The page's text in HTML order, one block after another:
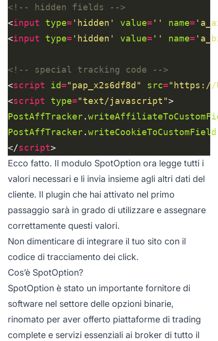
<!-- hidden fields -->
<input type= 'hidden' value= '' name=
<input type= 'hidden' value= '' name=
<!-- special tracking code -->
<script id="pap_x2s6df8d" src="https://
<script type="text/javascript"
PostAffTracker.
PostAffTracker.writeCookieToCustomField
</script
Ecco fatto. Il modulo SpotOption ora legge tutti i
valori necessari e li invia insieme agli altri dati del
cliente. Il plugin che hai attivato nel primo
passaggio sarà in grado di utilizzare e assegnare
correttamente questi valori.
Non dimenticare di integrare il tuo sito con il
codice di tracciamento dei click.
Cos’è SpotOption?
SpotOption è stato un importante fornitore di
software nel settore delle opzioni binarie,
rinomato per aver offerto piattaforme di trading
complete e servizi essenziali ai broker di tutto il